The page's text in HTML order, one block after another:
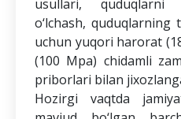
usullari, quduqlarni
o‘lchash,
uchun yuqori harorat
(100 Mpa) chidamli
priborlari bilan
Hozirgi vaqtda